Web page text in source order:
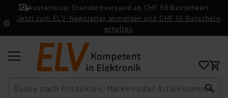
kostenloser Standardversand ab CHF 69 Bestellwert
Jetzt zum ELV-Newsletter anmelden und CHF 10 Gutschein
erhalten